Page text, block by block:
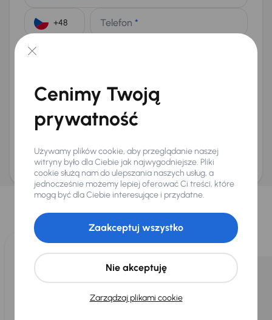
Telefon *
E-mail
Na numer telefonu (opcjonalnie)
Wyślij zapytanie
ani zagwarantowaną dostępnością pojazdu. AURES Holdings a.s., z siedzibą
Dopraváků 874/15, Čimice, 184 00 Praga 8, będzie przechowywać i przetwarzać
Twoje dane osobowe zgodnie z zasadami ochrony i przetwarzaniadanych
osobowych
Wybraliśmy dla Ciebie
Wybieramy dla Ciebienajlepsze pojazdyz naszej oferty. Kupimy
dla Ciebiedo 400 pojazdówkażdego dnia.
Cenimy Twoją
prywatność
Używamy plików cookie, aby przeglądanie naszej
witryny było dla Ciebie jak najwygodniejsze. Pliki
cookie służą nam do ulepszania naszych usług, a
jednocześnie możemy lepiej oferować Ci treści, które
mogą być dla Ciebie interesujące i przydatne.
Zarządzaj plikami cookie
Nie akceptuję
Zaakceptuj wszystko